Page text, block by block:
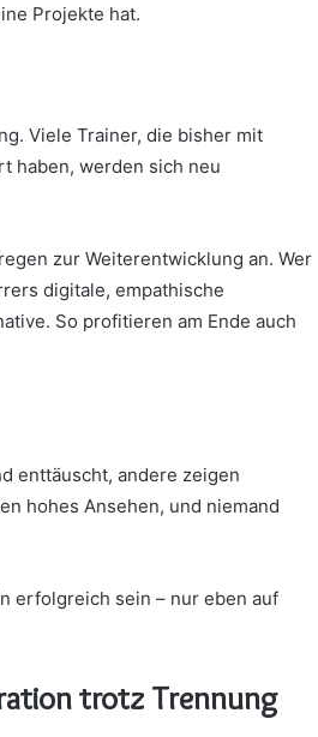
Projekte hat.
Viele Trainer, die bisher mit
haben, werden sich neu
zur Weiterentwicklung an. Wer
digitale, empathische
So profitieren am Ende auch
enttäuscht, andere zeigen
hohes Ansehen, und niemand
erfolgreich sein – nur eben auf
trotz Trennung